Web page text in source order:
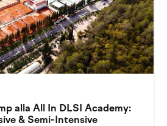
alla All In DLSI Academy:
& Semi-Intensive